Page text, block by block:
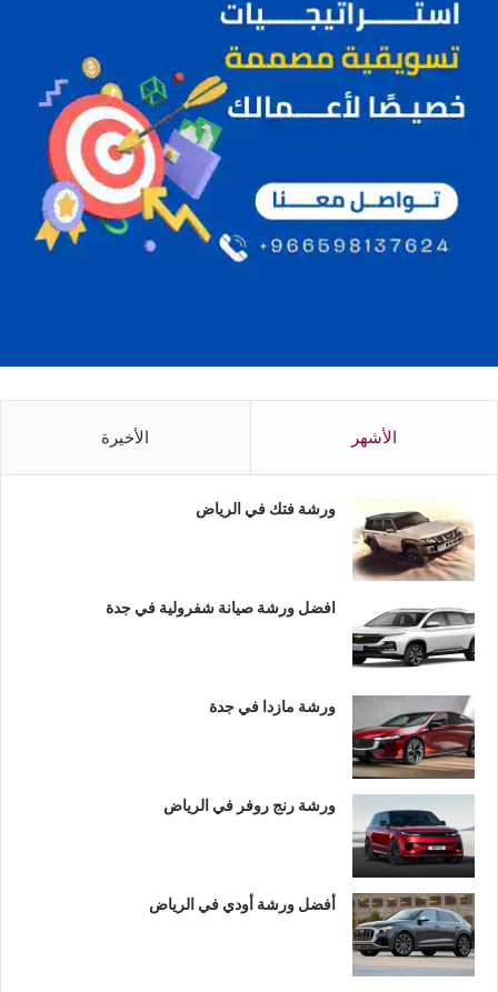
الأشهر الأخيرة
ورشة فتك في الرياض
افضل ورشة صيانة شفرولية في جدة
ورشة مازدا في جدة
ورشة رنج روفر في الرياض
أفضل ورشة أودي في الرياض